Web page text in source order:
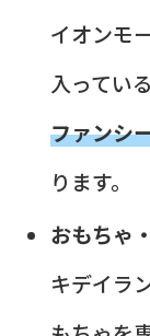
イオンモ
入っている
ファンシ
ります。
おもちゃ
キデイラ